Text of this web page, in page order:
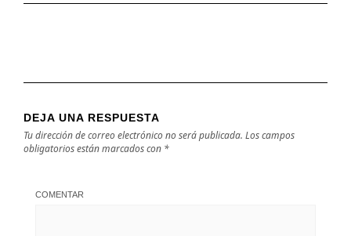
DEJA UNA RESPUESTA
Tu dirección de correo electrónico no será publicada. Los campos
obligatorios están marcados con *
COMENTAR